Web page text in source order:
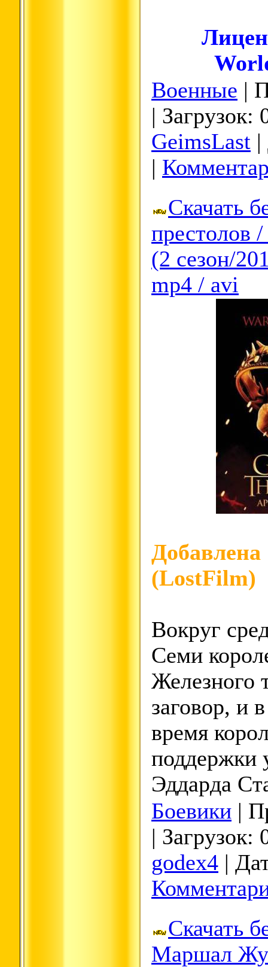
Военные |
| Загрузок:
GeimsLast
|
Скачать
престолов
(2 сезон/
mp4 / avi
Добавлена
(LostFilm)
Вокруг
Семи
Железного
заговор, и
время
поддержки
Эддарда
Боевики |
| Загрузок:
godex4 |
Скачать
Маршал